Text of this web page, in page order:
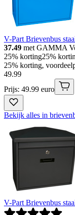
V-Part Brievenbus
37.49 met GAMMA
25% korting25%
25% korting,
49.99
Prijs: 49.99 euro
Bekijk alles in
V-Part Brievenbus